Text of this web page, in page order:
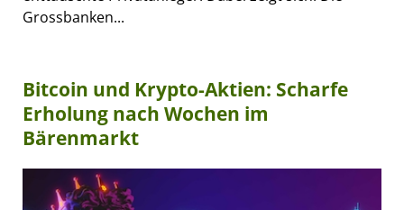
Grossbanken...
Bitcoin und Krypto-Aktien: Scharfe
Erholung nach Wochen im
Bärenmarkt